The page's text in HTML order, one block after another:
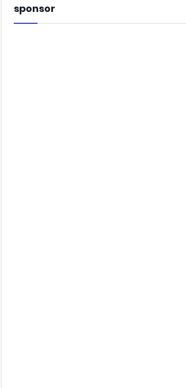
sponsor